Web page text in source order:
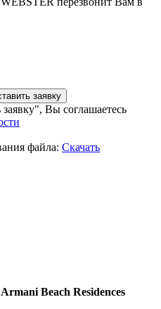
заявку
Вы соглашаетесь
файла: Скачать
Armani Beach Residences